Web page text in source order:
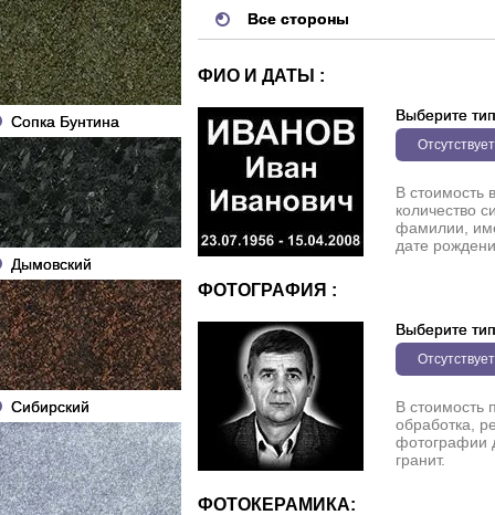
Сопка Бунтина
Дымовский
Сибирский
Все стороны
ФИО И ДАТЫ :
Выберите тип
Отсутствует
В стоимость
количество
фамилии,
дате
ФОТОГРАФИЯ :
Выберите тип
Отсутствует
В стоимость
обработка,
фотографии
гранит.
ФОТОКЕРАМИКА: